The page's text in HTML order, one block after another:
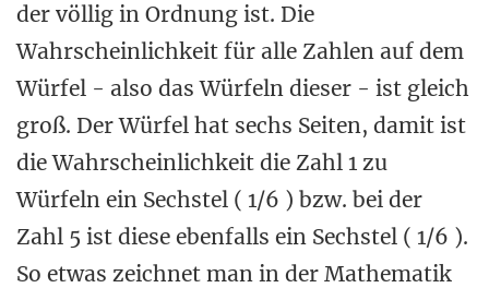
der völlig in Ordnung ist. Die
Wahrscheinlichkeit für alle Zahlen auf dem
Würfel - also das Würfeln dieser - ist gleich
groß. Der Würfel hat sechs Seiten, damit ist
die Wahrscheinlichkeit die Zahl 1 zu
Würfeln ein Sechstel ( 1/6 ) bzw. bei der
Zahl 5 ist diese ebenfalls ein Sechstel ( 1/6 ).
So etwas zeichnet man in der Mathematik